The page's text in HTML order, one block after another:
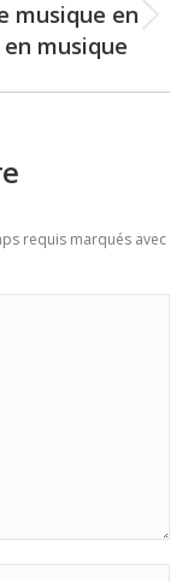
musique en
musique
requis marqués avec